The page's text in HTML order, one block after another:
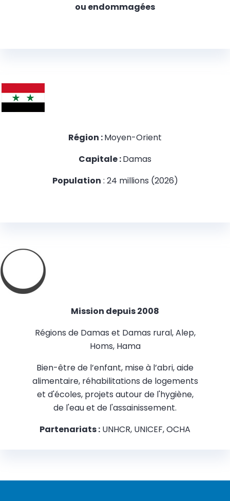
ou endommagées
Région :Moyen-Orient
Capitale :Damas
Population : 24 millions (2026)
Mission depuis 2008
Régions de Damas et Damas rural, Alep,
Homs, Hama
Bien-être de l’enfant, mise à l’abri, aide
alimentaire, réhabilitations de logements
et d'écoles, projets autour de l'hygiène,
de l'eau et de l'assainissement.
Partenariats : UNHCR, UNICEF, OCHA